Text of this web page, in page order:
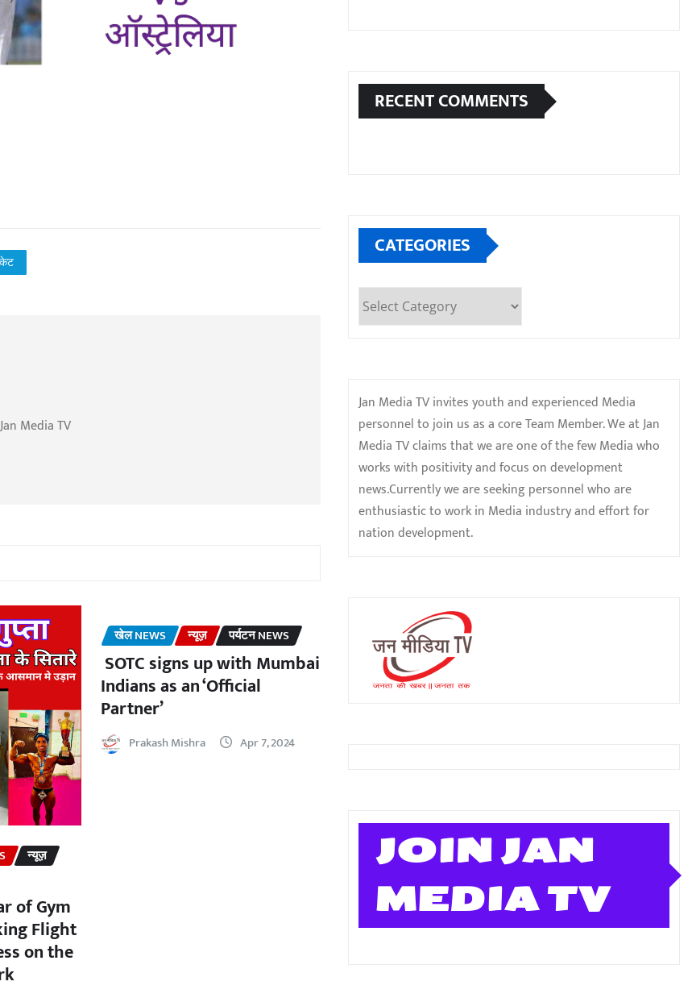
Media TV
न्यूज़
of Gym
Flight
on the
खेल NEWS न्यूज़ पर्यटन NEWS
SOTC signs up with Mumbai
Indians as an ‘Official
Partner’
Prakash Mishra Apr 7, 2024
RECENT COMMENTS
CATEGORIES
Categories
Jan Media TV invites youth and experienced Media
personnel to join us as a core Team Member. We at Jan
Media TV claims that we are one of the few Media who
works with positivity and focus on development
news.Currently we are seeking personnel who are
enthusiastic to work in Media industry and effort for
nation development.
JOIN JAN
MEDIA TV